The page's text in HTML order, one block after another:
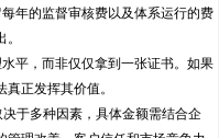
年的监督审核费以及体系运行的费
平，而非仅仅拿到一张证书。如果
正发挥其价值。
于多种因素，具体金额需结合企